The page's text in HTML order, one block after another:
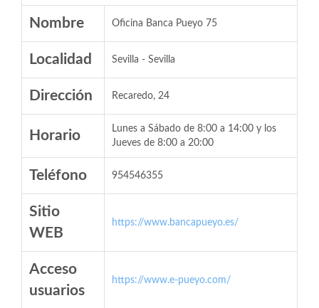
Nombre Oficina Banca Pueyo 75
Localidad Sevilla - Sevilla
Dirección Recaredo, 24
Horario
Lunes a Sábado de 8:00 a 14:00 y los
Jueves de 8:00 a 20:00
Teléfono 954546355
Sitio
WEB
https://www.bancapueyo.es/
Acceso
usuarios
https://www.e-pueyo.com/